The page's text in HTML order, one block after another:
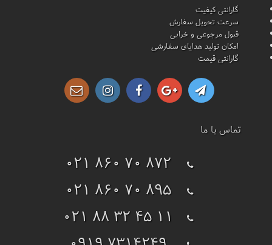
گارانتی کیفیت
سرعت تحویل سفارش
قبول مرجوعی و خرابی
امکان تولید هدایای سفارشی
گارانتی قیمت
تماس با ما
021 860 70 872
021 860 70 895
021 88 32 45 11